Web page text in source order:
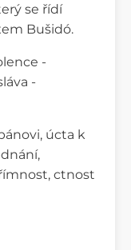
se řídí
Bušidó.
-
-
úcta k
ctnost